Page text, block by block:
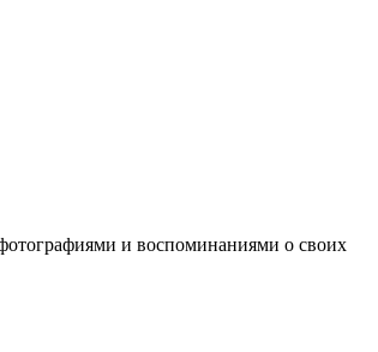
и воспоминаниями о своих